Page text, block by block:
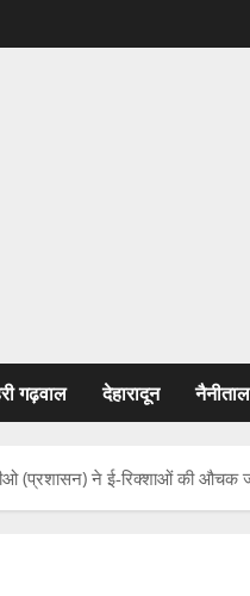
गढ़वाल देहारादून नैनीताल
(प्रशासन) ने ई-रिक्शाओं की औचक